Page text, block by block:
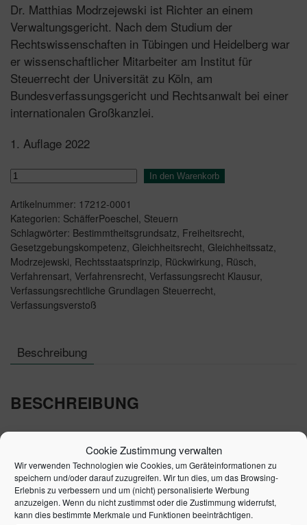
Cookie Zustimmung verwalten
Wir verwenden Technologien wie Cookies, um Geräteinformationen zu
speichern und/oder darauf zuzugreifen. Wir tun dies, um das Browsing-
Erlebnis zu verbessern und um (nicht) personalisierte Werbung
anzuzeigen. Wenn du nicht zustimmst oder die Zustimmung widerrufst,
kann dies bestimmte Merkmale und Funktionen beeinträchtigen.
Dr. Matthias Modrzejewski ist Richter an einem
Verwaltungsgericht. Nach dem Studium der
Rechtswissenschaften in Tübingen und Heidelberg war
er wissenschaftlicher Mitarbeiter am Institut für
Steuerrecht der Universität zu Köln, am
Bundesverfassungsgericht und Rechtsanwalt bei einer
internationalen Großkanzlei.
1. Auflage 2022
Verfassungsrechtliche
des
Steuerrechts
Menge
In den Warenkorb
Artikelnummer: 17212-0001
Kategorien: SchäfferPoeschel, Steuern
Schlagwörter: Bestimmtheitsgrundsatz, Freiheitsrecht,
Gesetzgebungskompetenz, Gleichheitsrecht, Gleichheitssatz,
Modrzejewski, Rechtsstaatsprinzip, Rückwirkung, Rüsch,
Verfahrensart, Verfahrensrecht, Verfassungsrecht Klausur,
Verfassungsrechtliche Grundlagen Steuerrecht,
Verfassungsverstoß
Beschreibung
BESCHREIBUNG
Autor: Matthias Modrzejewski
Studierende der Rechts- und
Wirtschaftswissenschaften benötigen einenÜberblick
darüber, welche Auswirkungen das Verfassungsrecht
auf steuerrechtliche Vorschriften hat. Die Autoren